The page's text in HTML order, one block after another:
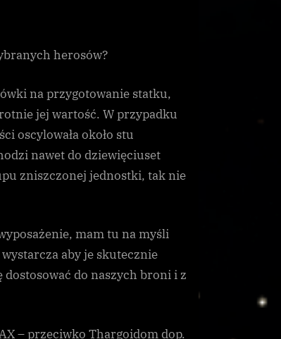
herosów?
na przygotowanie statku,
jej wartość. W przypadku
oscylowała około stu
nawet do dziewięciuset
zniszczonej jednostki, tak nie
mam tu na myśli
aby je skutecznie
do naszych broni i z
– przeciwko Thargoidom dop.